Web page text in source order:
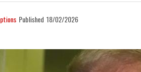
Published 18/02/2026